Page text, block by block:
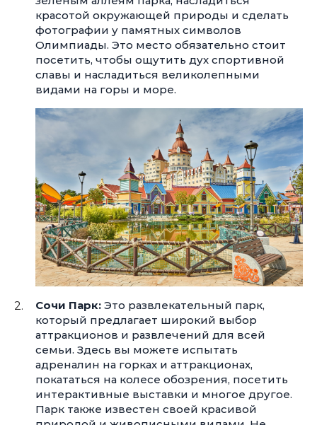
красотой окружающей природы и сделать
фотографии у памятных символов
Олимпиады. Это место обязательно стоит
посетить, чтобы ощутить дух спортивной
славы и насладиться великолепными
видами на горы и море.
Сочи Парк: Это развлекательный парк,
который предлагает широкий выбор
аттракционов и развлечений для всей
семьи. Здесь вы можете испытать
адреналин на горках и аттракционах,
покататься на колесе обозрения, посетить
интерактивные выставки и многое другое.
Парк также известен своей красивой